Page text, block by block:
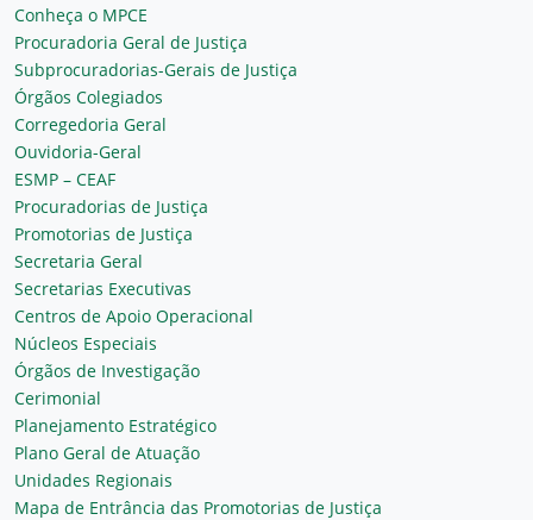
Conheça o MPCE
Procuradoria Geral de Justiça
Subprocuradorias-Gerais de Justiça
Órgãos Colegiados
Corregedoria Geral
Ouvidoria-Geral
ESMP – CEAF
Procuradorias de Justiça
Promotorias de Justiça
Secretaria Geral
Secretarias Executivas
Centros de Apoio Operacional
Núcleos Especiais
Órgãos de Investigação
Cerimonial
Planejamento Estratégico
Plano Geral de Atuação
Unidades Regionais
Mapa de Entrância das Promotorias de Justiça